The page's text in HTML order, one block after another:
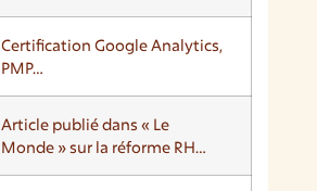
Certification Google Analytics,
PMP…
Article publié dans « Le
Monde » sur la réforme RH…